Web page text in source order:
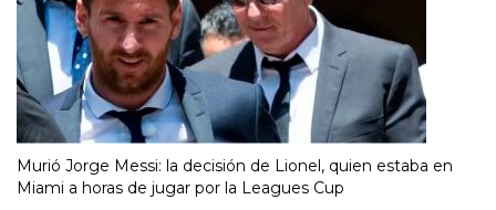
Murió Jorge Messi: la decisión de Lionel, quien estaba en
Miami a horas de jugar por la Leagues Cup